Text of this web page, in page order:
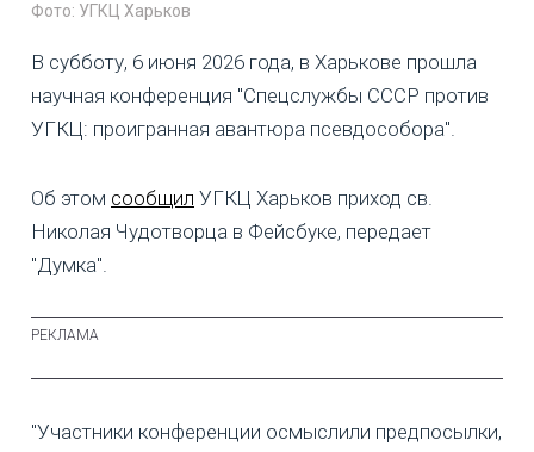
Фото: УГКЦ Харьков
В субботу, 6 июня 2026 года, в Харькове прошла
научная конференция "Спецслужбы СССР против
УГКЦ: проигранная авантюра псевдособора".
Об этом сообщил УГКЦ Харьков приход св.
Николая Чудотворца в Фейсбуке, передает
"Думка".
"Участники конференции осмыслили предпосылки,